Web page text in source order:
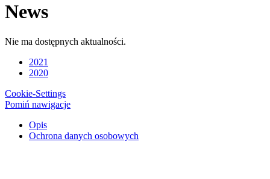
News
Nie ma dostępnych aktualności.
2021
2020
Cookie-Settings
Pomiń nawigacje
Opis
Ochrona danych osobowych